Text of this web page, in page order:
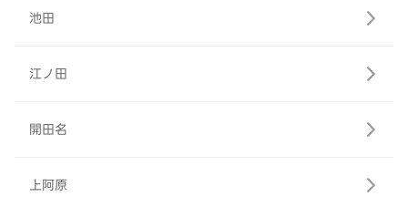
池田
江ノ田
開田名
上阿原